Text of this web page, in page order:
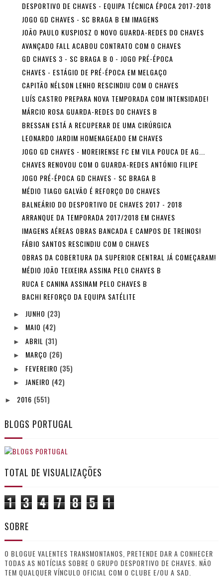
DESPORTIVO DE CHAVES - EQUIPA TÉCNICA ÉPOCA 2017-2018
JOGO GD CHAVES - SC BRAGA B EM IMAGENS
JOÃO PAULO KUSPIOSZ O NOVO GUARDA-REDES DO CHAVES
AVANÇADO FALL ACABOU CONTRATO COM O CHAVES
GD CHAVES 3 - SC BRAGA B 0 - JOGO PRÉ-ÉPOCA
CHAVES - ESTÁGIO DE PRÉ-ÉPOCA EM MELGAÇO
CAPITÃO NÉLSON LENHO RESCINDIU COM O CHAVES
LUÍS CASTRO PREPARA NOVA TEMPORADA COM INTENSIDADE!
MÁRCIO ROSA GUARDA-REDES DO CHAVES B
BRESSAN ESTÁ A RECUPERAR DE UMA CIRÚRGICA
LEONARDO JARDIM HOMENAGEADO EM CHAVES
JOGO GD CHAVES - MOREIRENSE FC EM VILA POUCA DE AG...
CHAVES RENOVOU COM O GUARDA-REDES ANTÓNIO FILIPE
JOGO PRÉ-ÉPOCA GD CHAVES - SC BRAGA B
MÉDIO TIAGO GALVÃO É REFORÇO DO CHAVES
BALNEÁRIO DO DESPORTIVO DE CHAVES 2017 - 2018
ARRANQUE DA TEMPORADA 2017/2018 EM CHAVES
IMAGENS AÉREAS OBRAS BANCADA E CAMPOS DE TREINOS!
FÁBIO SANTOS RESCINDIU COM O CHAVES
OBRAS DA COBERTURA DA SUPERIOR CENTRAL JÁ COMEÇARAM!
MÉDIO JOÃO TEIXEIRA ASSINA PELO CHAVES B
RUCA E CANINA ASSINAM PELO CHAVES B
BACHI REFORÇO DA EQUIPA SATÉLITE
► JUNHO (23)
► MAIO (42)
► ABRIL (31)
► MARÇO (26)
► FEVEREIRO (35)
► JANEIRO (42)
► 2016 (551)
BLOGS PORTUGAL
TOTAL DE VISUALIZAÇÕES
1 3 4 7 8 5 1
SOBRE
O BLOGUE VALENTES TRANSMONTANOS, PRETENDE DAR A CONHECER
TODAS AS NOTÍCIAS SOBRE O GRUPO DESPORTIVO DE CHAVES. NÃO
TEM QUALQUER VÍNCULO OFICIAL COM O CLUBE E/OU A SAD.